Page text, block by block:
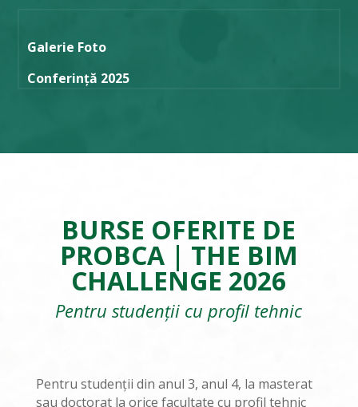
Galerie Foto
Conferință 2025
BURSE OFERITE DE
PROBCA | THE BIM
CHALLENGE 2026
Pentru studenții cu profil tehnic
Pentru studenții din anul 3, anul 4, la masterat
sau doctorat la orice facultate cu profil tehnic